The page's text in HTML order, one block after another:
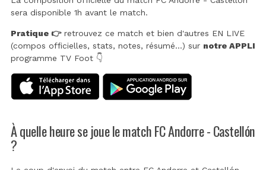
sera disponible 1h avant le match.
Pratique 👉retrouvez ce match et bien d'autres EN LIVE
(compos officielles, stats, notes, résumé...) sur notre APPLI
programme TV Foot 👇
À quelle heure se joue le match FC Andorre - Castellón
?